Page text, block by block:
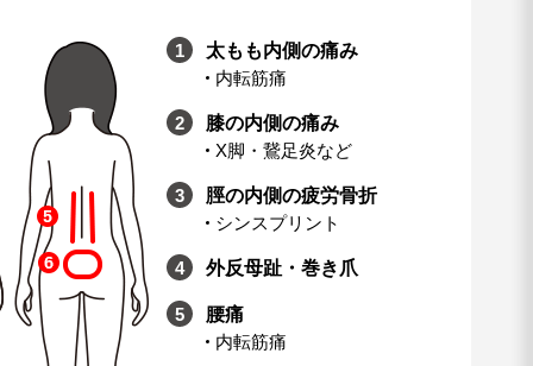
太もも内側の痛み
内転筋痛
膝の内側の痛み
X脚・鵞足炎など
脛の内側の疲労骨折
シンスプリント
外反母趾・巻き爪
腰痛
内転筋痛